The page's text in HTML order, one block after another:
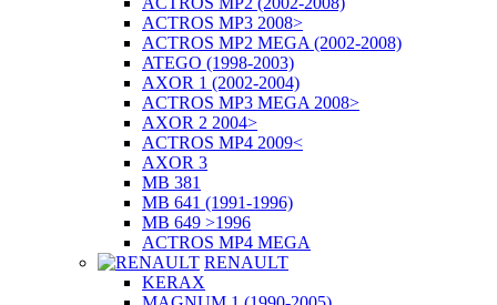
ACTROS MP3 2008>
ACTROS MP2 MEGA (2002-2008)
ATEGO (1998-2003)
AXOR 1 (2002-2004)
ACTROS MP3 MEGA 2008>
AXOR 2 2004>
ACTROS MP4 2009<
AXOR 3
MB 381
MB 641 (1991-1996)
MB 649 >1996
ACTROS MP4 MEGA
RENAULT
KERAX